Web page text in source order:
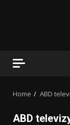
Home ABD
ABD